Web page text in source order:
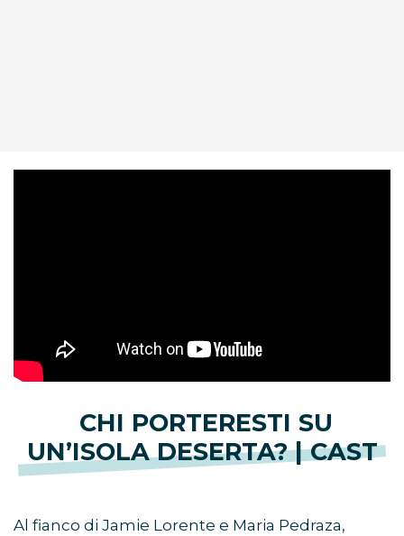
CHI PORTERESTI SU
UN’ISOLA DESERTA? | CAST
Al fianco di Jamie Lorente e Maria Pedraza,